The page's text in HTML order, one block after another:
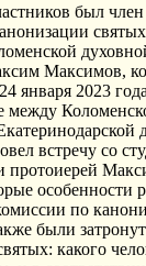
был
Максимов,
января 2023
между
встречу со
протоиерей
особенности
по
были
какого